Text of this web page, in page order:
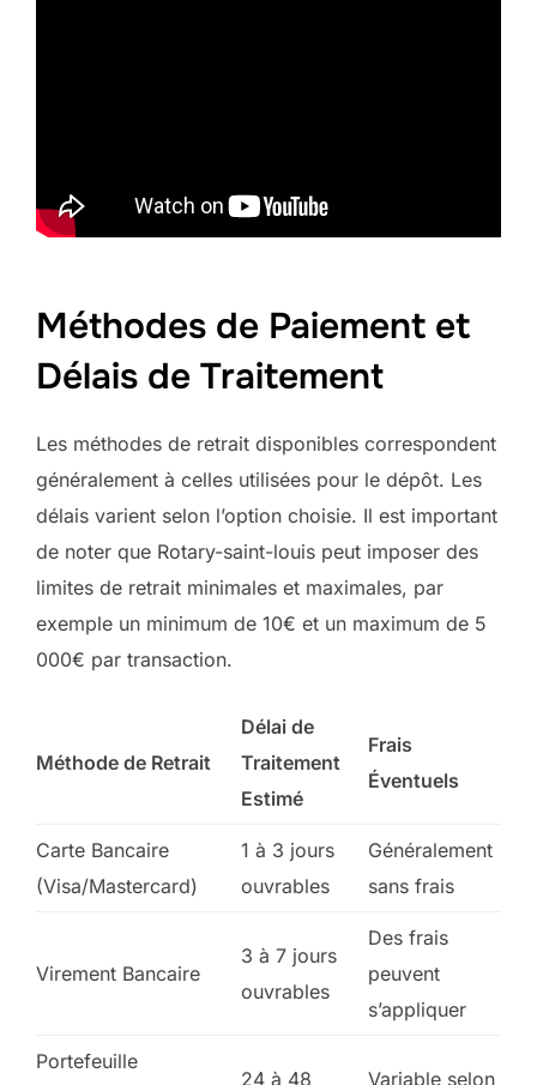
Méthodes de Paiement et
Délais de Traitement
Les méthodes de retrait disponibles correspondent
généralement à celles utilisées pour le dépôt. Les
délais varient selon l’option choisie. Il est important
de noter que Rotary-saint-louis peut imposer des
limites de retrait minimales et maximales, par
exemple un minimum de 10€ et un maximum de 5
000€ par transaction.
Méthode de Retrait
Délai de
Traitement
Estimé
Frais
Éventuels
Carte Bancaire
(Visa/Mastercard)
1 à 3 jours
ouvrables
Généralement
sans frais
Virement Bancaire
3 à 7 jours
ouvrables
Des frais
peuvent
s’appliquer
Portefeuille
24 à 48
Variable selon